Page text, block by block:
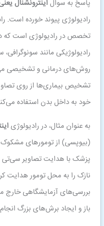
پاسخ به سوالاینترونشنال
رادیولوژی پیوند خورده است.
تخصص در رادیولوژی است که در
روش‌های درمانی و تشخیصی
تشخیص بیماری‌ها از روی
خود به داخل بدن استفاده
به عنوان مثال، در رادیولوژی
(بیوپسی) از تومورهای مشکوک
پزشک با هدایت تصاویر
نازک را به محل تومور هدایت
بررسی‌های آزمایشگاهی خارج
باز و ایجاد برش‌های بزرگ